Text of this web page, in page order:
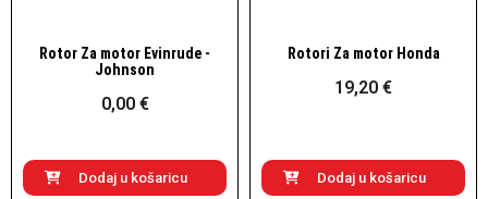
Brzi pogled
Rotor Za motor Evinrude -
Johnson
0,00 €
Dodaj u košaricu
Brzi pogled
Rotori Za motor Honda
19,20 €
Dodaj u košaricu